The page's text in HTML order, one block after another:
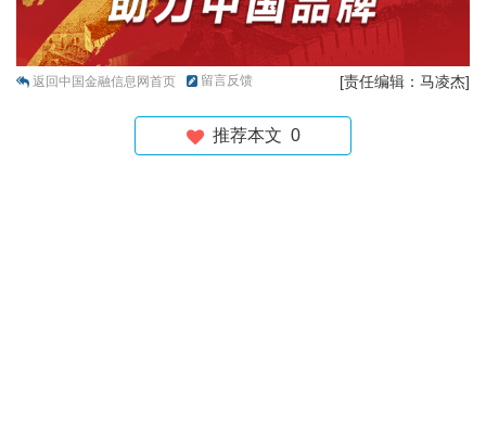
返回中国金融信息网首页 留言反馈 [责任编辑：马凌杰]
推荐本文 0